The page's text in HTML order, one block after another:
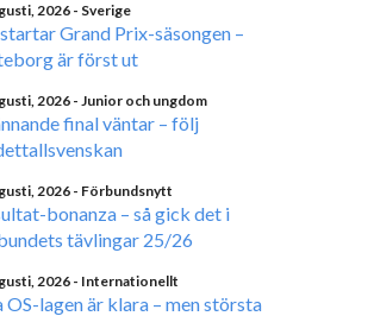
2026- Sverige
Grand Prix-säsongen –
är först ut
2026- Junior och ungdom
final väntar – följ
2026- Förbundsnytt
bonanza – så gick det i
tävlingar 25/26
2026- Internationellt
OS-lagen är klara – men största